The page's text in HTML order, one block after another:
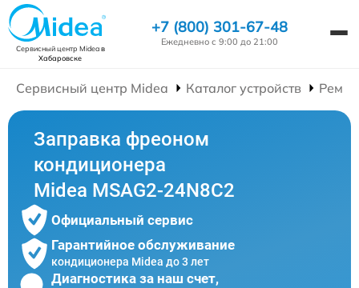
Сервисный центр Mideaв
Хабаровске
+7 (800) 301-67-48
Ежедневно с 9:00 до 21:00
Сервисный центр Midea Каталог устройств
Заправка фреоном
кондиционера
Midea MSAG2-24N8C2
Официальный сервис
Гарантийное обслуживание
кондиционера Midea до 3 лет
Диагностика за наш счет,